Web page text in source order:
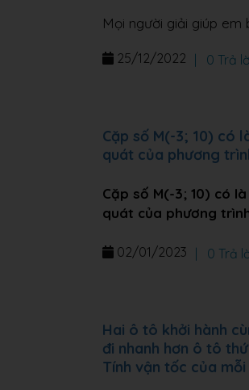
Mọi người giải giúp em
25/12/2022 0 Trả
Cặp số M(-3; 10) có
quát của phương
Cặp số M(-3; 10) có
quát của phương
02/01/2023 0 Trả
Hai ô tô khởi hành
đi nhanh hơn ô tô
Tính vận tốc của